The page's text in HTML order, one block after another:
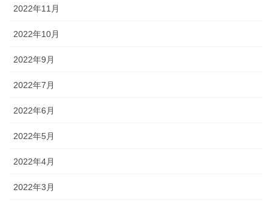
2022年11月
2022年10月
2022年9月
2022年7月
2022年6月
2022年5月
2022年4月
2022年3月